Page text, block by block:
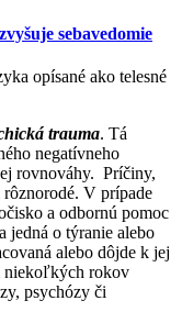
sebavedomie
opísané ako telesné
trauma. Tá
negatívneho
rovnováhy. Príčiny,
V prípade
a odbornú pomoc
jedná o týranie alebo
alebo dôjde k jej
niekoľkých rokov
psychózy či